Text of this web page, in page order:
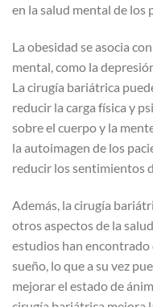
en la salud mental de los
La obesidad se asocia
mental, como la
La cirugía bariátrica
reducir la carga física y
sobre el cuerpo y la
la autoimagen de los
reducir los sentimientos
Además, la cirugía
otros aspectos de la
estudios han encontrado
sueño, lo que a su vez
mejorar el estado de